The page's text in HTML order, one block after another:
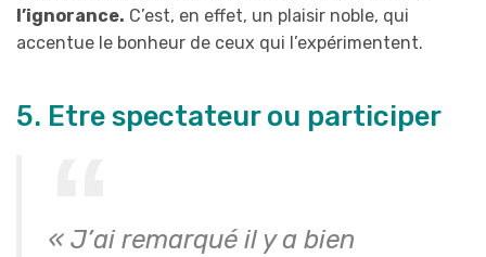
l’ignorance. C’est, en effet, un plaisir noble, qui
accentue le bonheur de ceux qui l’expérimentent.
5. Etre spectateur ou participer
« J’ai remarqué il y a bien